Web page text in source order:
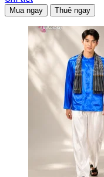
Mua ngay Thuê ngay